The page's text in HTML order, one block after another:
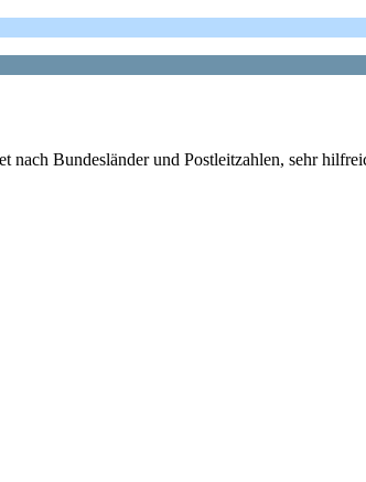
nach Bundesländer und Postleitzahlen, sehr